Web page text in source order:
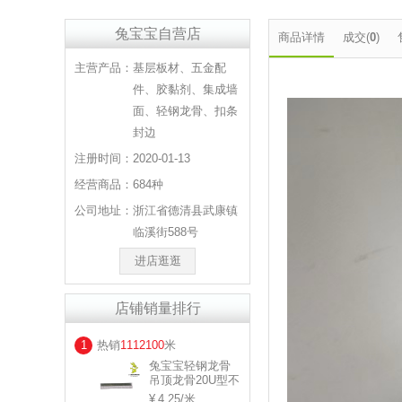
兔宝宝自营店
主营产品： 基层板材、五金配
件、胶黏剂、集成墙
面、轻钢龙骨、扣条
封边
注册时间： 2020-01-13
经营商品： 684种
公司地址： 浙江省德清县武康镇
临溪街588号
进店逛逛
店铺销量排行
1 热销1112100米
兔宝宝轻钢龙骨
吊顶龙骨20U型不
等边 规格：
4.25/米
商品详情 成交(0)